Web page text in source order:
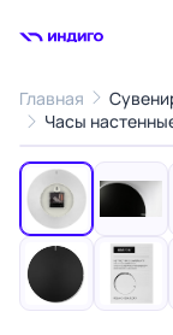
Главная
Часы
‹